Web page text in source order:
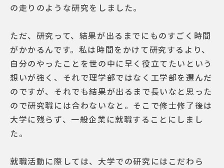
の走りのような研究をしました。
ただ、研究って、結果が出るまでにものすごく時間
がかかるんです。私は時間をかけて研究するより、
自分のやったことを世の中に早く役立てたいという
想いが強く、それで理学部ではなく工学部を選んだ
のですが、それでも結果が出るまで長いなと思った
ので研究職には合わないなと。そこで修士修了後は
大学に残らず、一般企業に就職することにしまし
た。
就職活動に際しては、大学での研究にはこだわら